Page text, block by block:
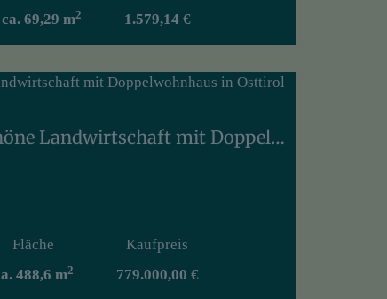
ca. 69,29 m2
1.579,14 €
Lienz-Umgebung, Schöne Landwirtschaft mit Doppelwohnhaus in Osttirol zu verkaufen!
Fläche
488,6 m2
Kaufpreis
779.000,00 €